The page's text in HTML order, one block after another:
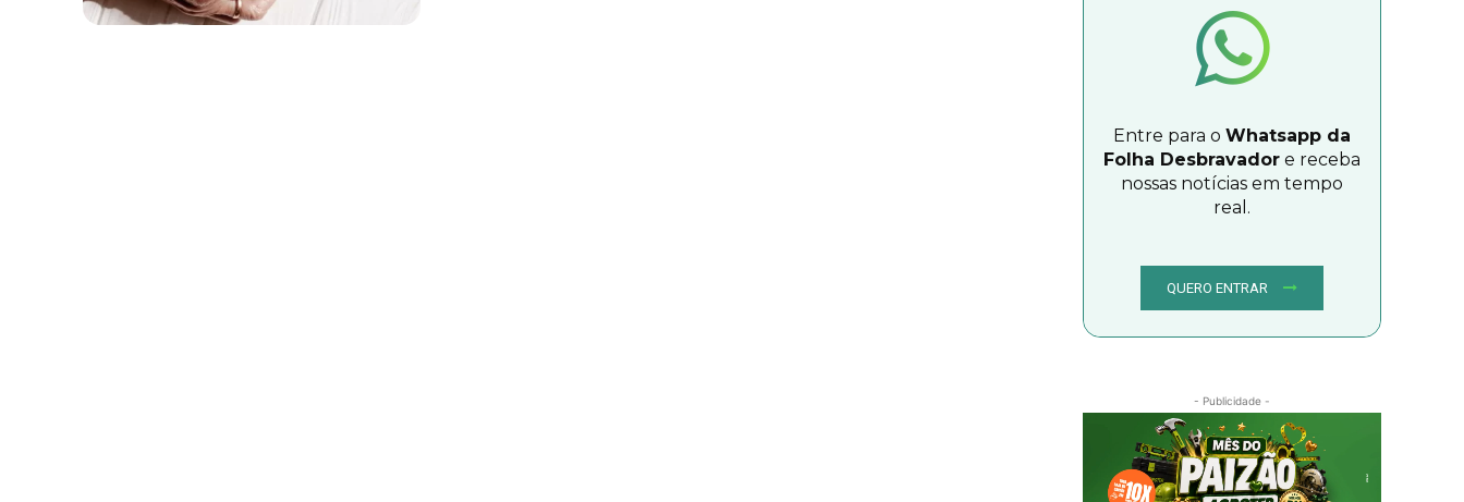
Entre para o Whatsapp da
Folha Desbravador e receba
nossas notícias em tempo
real.
QUERO ENTRAR
- Publicidade -